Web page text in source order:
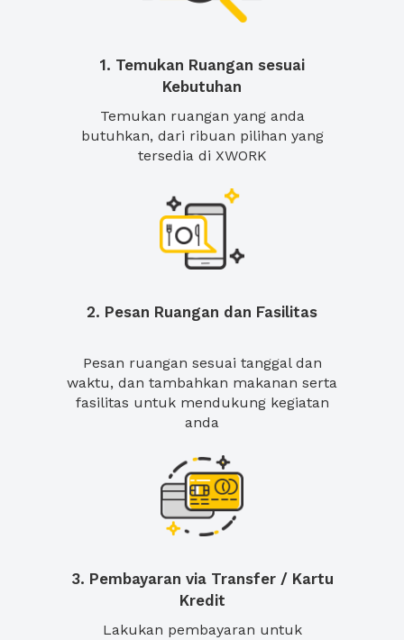
1. Temukan Ruangan sesuai
Kebutuhan
Temukan ruangan yang anda
butuhkan, dari ribuan pilihan yang
tersedia di XWORK
2. Pesan Ruangan dan Fasilitas
Pesan ruangan sesuai tanggal dan
waktu, dan tambahkan makanan serta
fasilitas untuk mendukung kegiatan
anda
3. Pembayaran via Transfer / Kartu
Kredit
Lakukan pembayaran untuk